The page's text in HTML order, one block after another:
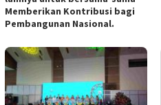
Memberikan Kontribusi bagi
Pembangunan Nasional.